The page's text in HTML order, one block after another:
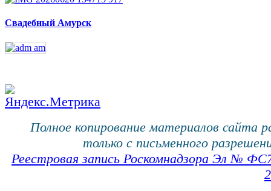
Свадебный Амурск
Полное копирование материалов сайта
только с письменного
Реестровая запись Роскомнадзора Эл №